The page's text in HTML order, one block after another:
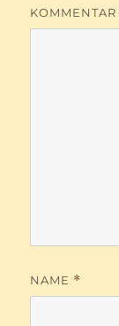
KOMMENTAR
NAME *